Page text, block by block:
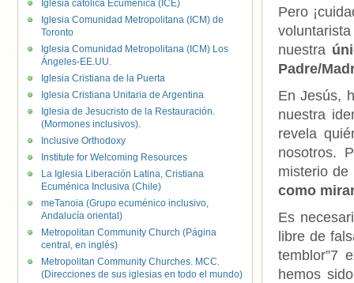
Pero
nuestra
Padre/
En Jesús,
nuestra
revela
nosotros.
misterio
como
Es
libre de
temblor”7
hemos
Iglesia católica Ecuménica (ICE)
Iglesia Comunidad Metropolitana (ICM) de
Toronto
Iglesia Comunidad Metropolitana (ICM) Los
Ángeles-EE.UU.
Iglesia Cristiana de la Puerta
Iglesia Cristiana Unitaria de Argentina
Iglesia de Jesucristo de la Restauración.
(Mormones inclusivos).
Inclusive Orthodoxy
Institute for Welcoming Resources
La Iglesia Liberación Latina, Cristiana
Ecuménica Inclusiva (Chile)
meTanoia (Grupo ecuménico inclusivo,
Andalucía oriental)
Metropolitan Community Church (Página
central, en inglés)
Metropolitan Community Churches. MCC.
(Direcciones de sus iglesias en todo el mundo)